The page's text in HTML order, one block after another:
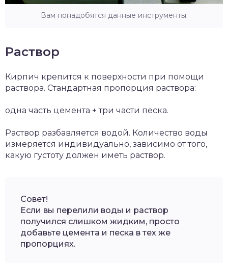
Вам понадобятся данные инструменты.
Раствор
Кирпич крепится к поверхности при помощи
раствора. Стандартная пропорция раствора:
одна часть цемента + три части песка.
Раствор разбавляется водой. Количество воды
измеряется индивидуально, зависимо от того,
какую густоту должен иметь раствор.
Совет!
Если вы перелили воды и раствор
получился слишком жидким, просто
добавьте цемента и песка в тех же
пропорциях.